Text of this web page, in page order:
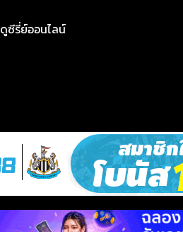
ดูซีรี่ย์ออนไลน์